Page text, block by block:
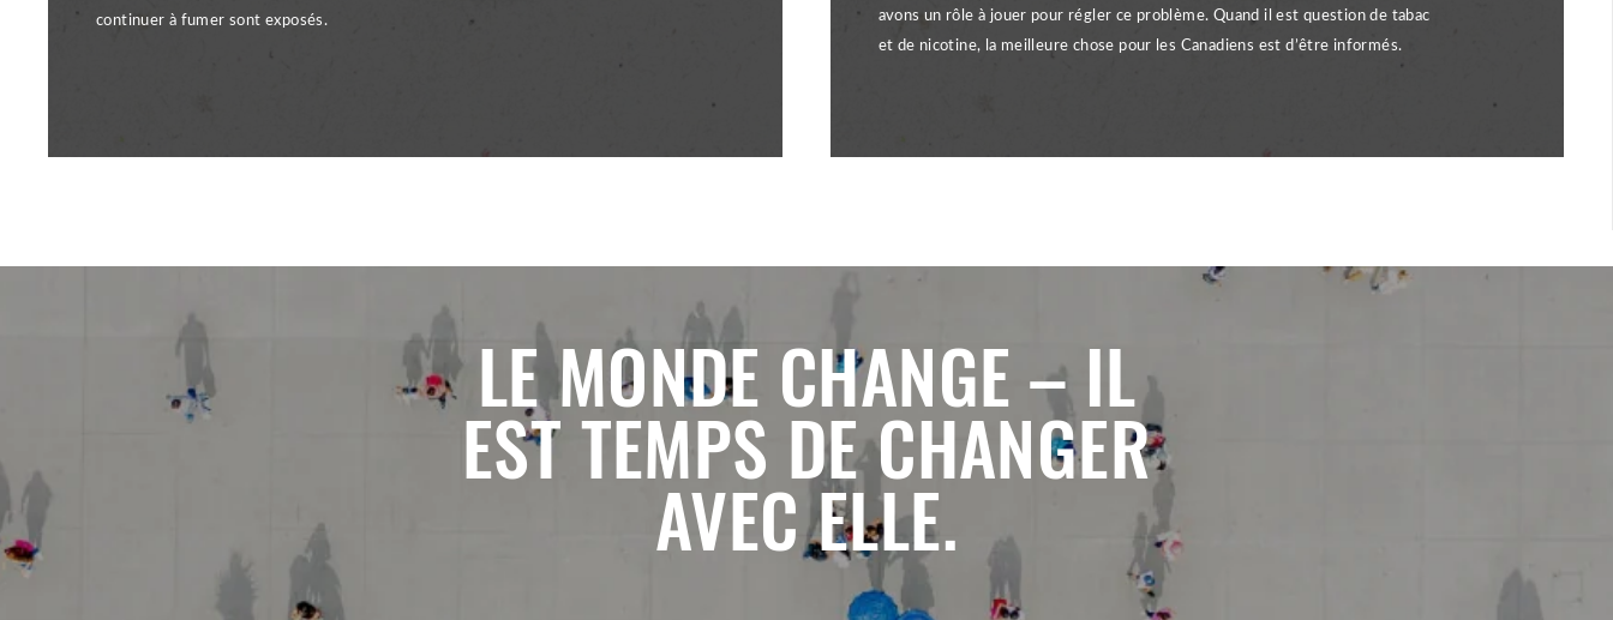
continuer à fumer sont exposés.
avons un rôle à jouer pour régler ce problème. Quand il est question de tabac
et de nicotine, la meilleure chose pour les Canadiens est d’être informés.
LE MONDE CHANGE – IL
EST TEMPS DE CHANGER
AVEC ELLE.